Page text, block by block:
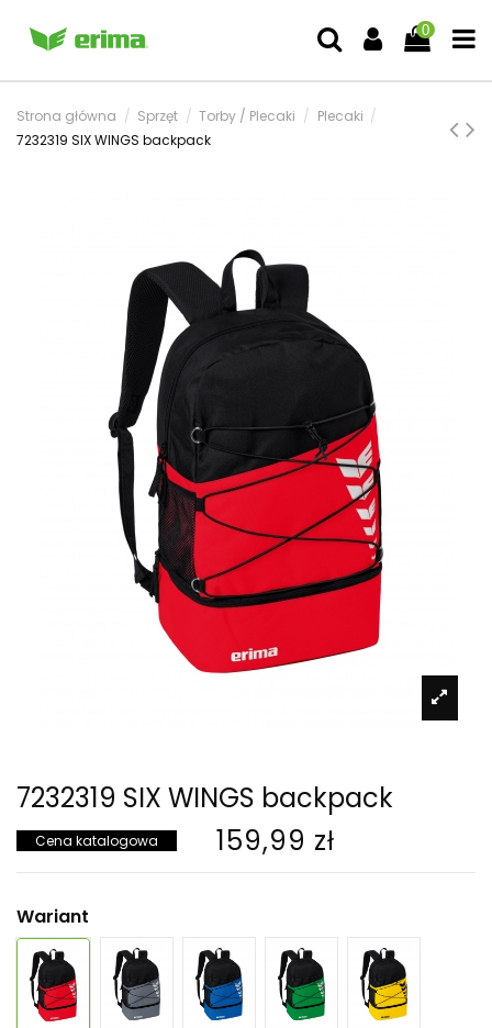
0
Strona główna Sprzęt Torby / Plecaki
Plecaki
7232319 SIX WINGS backpack
7232319 SIX WINGS backpack
Cena katalogowa 159,99 zł
Wariant